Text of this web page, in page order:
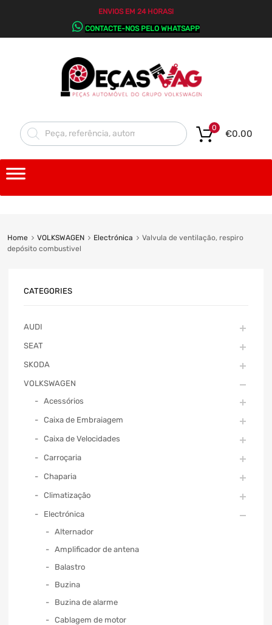
ENVIOS EM 24 HORAS!
CONTACTE-NOS PELO WHATSAPP
€0.00
0
Home VOLKSWAGEN Electrónica
Valvula de ventilação, respiro
depósito combustivel
CATEGORIES
AUDI
SEAT
SKODA
VOLKSWAGEN
Acessórios
Caixa de Embraiagem
Caixa de Velocidades
Carroçaria
Chaparia
Climatização
Electrónica
Alternador
Amplificador de antena
Balastro
Buzina
Buzina de alarme
Cablagem de motor